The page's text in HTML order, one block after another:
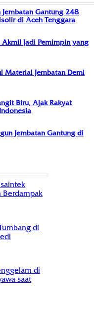
Gantung 248
di Aceh Tenggara
Jadi Pemimpin yang
Material Jembatan Demi
Biru, Ajak Rakyat
Jembatan Gantung di
Berdampak
di
di
saat